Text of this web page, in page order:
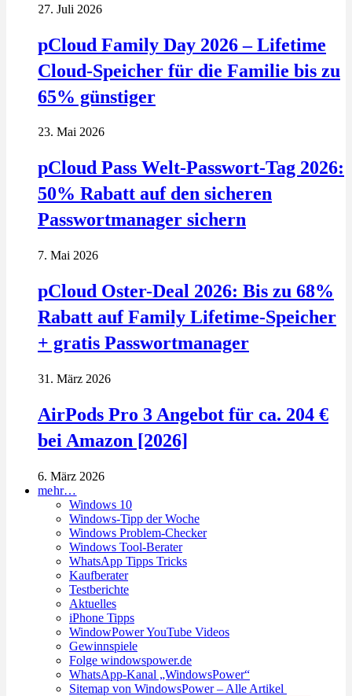
27. Juli 2026
pCloud Family Day 2026 – Lifetime
Cloud-Speicher für die Familie bis zu
65% günstiger
23. Mai 2026
pCloud Pass Welt-Passwort-Tag 2026:
50% Rabatt auf den sicheren
Passwortmanager sichern
7. Mai 2026
pCloud Oster-Deal 2026: Bis zu 68%
Rabatt auf Family Lifetime-Speicher
+ gratis Passwortmanager
31. März 2026
AirPods Pro 3 Angebot für ca. 204 €
bei Amazon [2026]
6. März 2026
mehr…
Windows 10
Windows-Tipp der Woche
Windows Problem-Checker
Windows Tool-Berater
WhatsApp Tipps Tricks
Kaufberater
Testberichte
Aktuelles
iPhone Tipps
WindowPower YouTube Videos
Gewinnspiele
Folge windowspower.de
WhatsApp-Kanal „WindowsPower“
Sitemap von WindowsPower – Alle Artikel